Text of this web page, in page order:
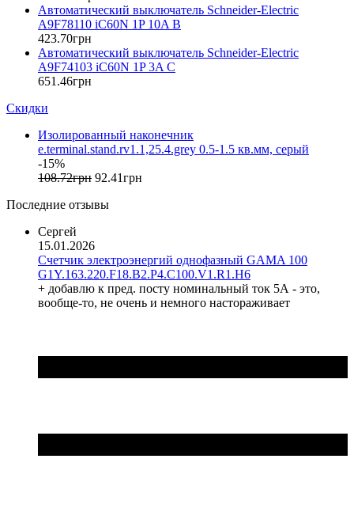
ETREL (Словения)
Evrosvet (Украина)
Extherm (Германия)
F&F (Польша)
FRER (Италия)
FS (Украина)
Galkat (Украина)
GENERICA (Китай)
Gewiss (Италия)
Ginlong Solis (Китай)
Hager (Германия)
Haupa (Германия)
HD Hyundai Electric (Корея)
Hemstedt (Германия)
Horoz Electric (Турция)
Huawei (Китай)
Kolarz (Австрия)
Автоматический выключатель Schneider-Electric
A9F78110 iC60N 1P 10A B
423.70грн
Автоматический выключатель Schneider-Electric
A9F74103 iC60N 1P 3A C
651 .46грн
Скидки
Изолированный наконечник
e.terminal.stand.rv1.1,25.4.grey 0.5-1.5 кв.мм, серый
-15%
108.72грн 92.41грн
Последние отзывы
Сергей
15.01.2026
Счетчик электроэнергий однофазный GAMA 100
G1Y.163.220.F18.B2.P4.C100.V1.R1.H6
+ добавлю к пред. посту номинальный ток 5А - это,
вообще-то, не очень и немного настораживает